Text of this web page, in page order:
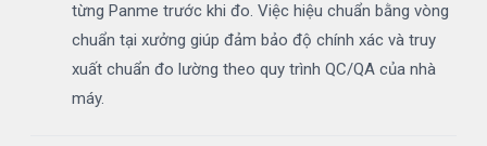
từng Panme trước khi đo. Việc hiệu chuẩn bằng vòng
chuẩn tại xưởng giúp đảm bảo độ chính xác và truy
xuất chuẩn đo lường theo quy trình QC/QA của nhà
máy.